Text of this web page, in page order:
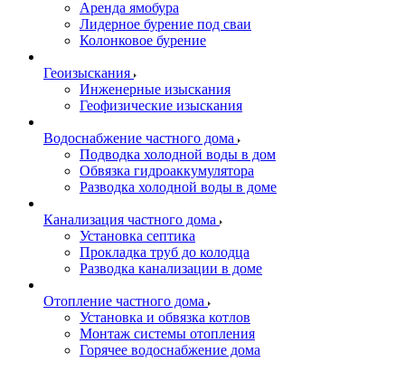
Аренда ямобура
Лидерное бурение под сваи
Колонковое бурение
Геоизыскания
Инженерные изыскания
Геофизические изыскания
Водоснабжение частного дома
Подводка холодной воды в дом
Обвязка гидроаккумулятора
Разводка холодной воды в доме
Канализация частного дома
Установка септика
Прокладка труб до колодца
Разводка канализации в доме
Отопление частного дома
Установка и обвязка котлов
Монтаж системы отопления
Горячее водоснабжение дома